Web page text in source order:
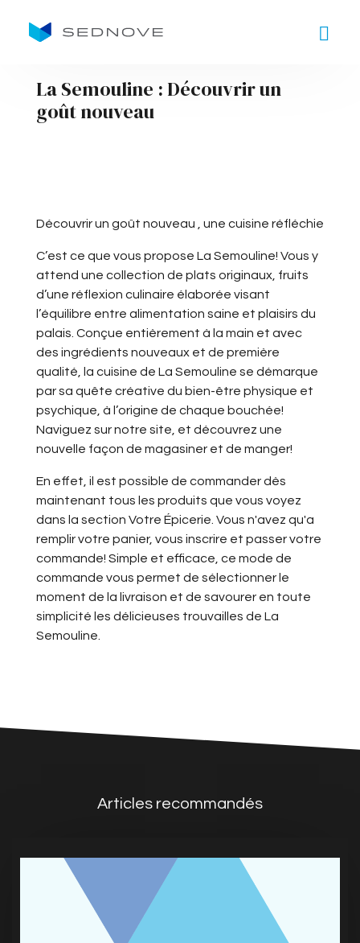
La Semouline : Découvrir un
goût nouveau
Découvrir un goût nouveau , une cuisine réfléchie
C’est ce que vous propose La Semouline! Vous y
attend une collection de plats originaux, fruits
d’une réflexion culinaire élaborée visant
l’équilibre entre alimentation saine et plaisirs du
palais. Conçue entièrement à la main et avec
des ingrédients nouveaux et de première
qualité, la cuisine de La Semouline se démarque
par sa quête créative du bien-être physique et
psychique, à l’origine de chaque bouchée!
Naviguez sur notre site, et découvrez une
nouvelle façon de magasiner et de manger!
En effet, il est possible de commander dès
maintenant tous les produits que vous voyez
dans la section Votre Épicerie. Vous n'avez qu'a
remplir votre panier, vous inscrire et passer votre
commande! Simple et efficace, ce mode de
commande vous permet de sélectionner le
moment de la livraison et de savourer en toute
simplicité les délicieuses trouvailles de La
Semouline.
Articles recommandés